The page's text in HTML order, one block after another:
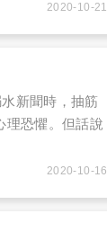
2020-10-21
新聞時，抽筋
理恐懼。但話說
2020-10-16